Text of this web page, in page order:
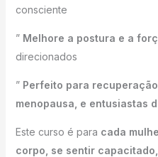
consciente
” Melhore a postura e a
direcionados
” Perfeito para
menopausa, e entusiastas
Este curso é para cada
corpo, se sentir